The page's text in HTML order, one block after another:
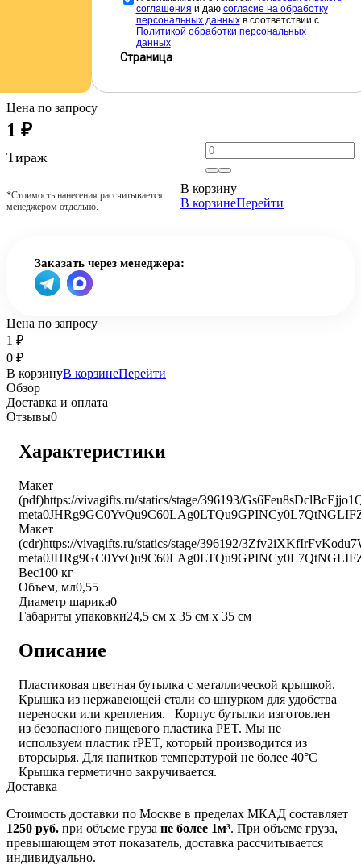
соглашения и даю cогласие на обработку
персональных данныхв соответствии с
Политикой обработки персональных
данных
Страница
Цена по запросу
1 ₽
Тираж
*Стоимость нанесения рассчитывается
менеджером отдельно.
В корзину
В корзинеПерейти
Заказать через менеджера:
Цена по запросу
1 ₽
0 ₽
В корзинуВ корзинеПерейти
Обзор
Доставка и оплата
Отзывы0
Характеристики
Макет
(pdf)https://vivagifts.ru/statics/stage/396193/
Макет
(cdr)https://vivagifts.ru/statics/stage/396192/
Вес100 кг
Объем, мл0,55
Диаметр шарика0
Габариты упаковки24,5 см х 35 см х 35 см
Описание
Пластиковая цветная бутылка с металлической крышкой.
Крышка из нержавеющей стали со шнурком для удобства
переноски или крепления. Корпус бутылки изготовлен
из безопасного пищевого пластика PET. Мы не
используем пластик rPET, который производится из
вторсырья. Для напитков температурой не более 40°C
Крышка герметично закручивается.
Доставка
Стоимость доставки по Москве в пределах МКАД составляет
1250 руб. при объеме груза не более 1м³. При объеме груза,
превышающем этот показатель, доставка рассчитывается
индивидуально.